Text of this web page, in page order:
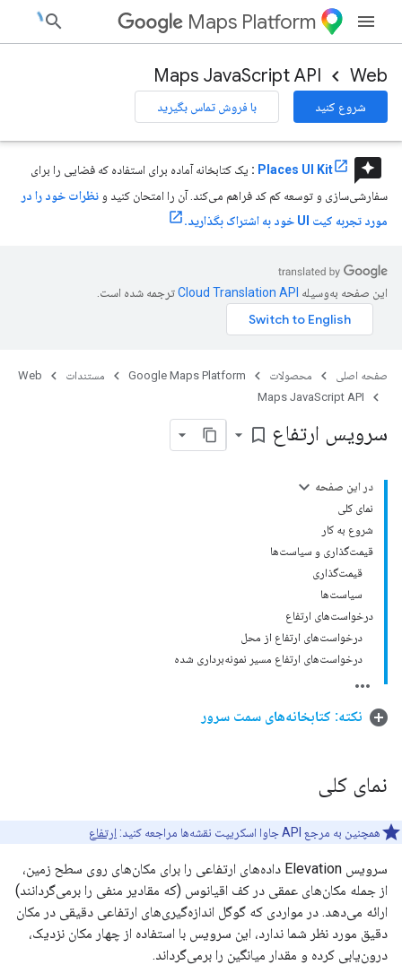
Maps Platform
Web
Maps JavaScript API
شروع کنید با فروش تماس بگیرید
reviews
Places UI Kit
: یک کتابخانه آماده برای استفاده که فضایی را برای
سفارشی‌سازی و توسعه کم کد فراهم می‌کند. آن را امتحان کنید و نظرات خود را در
مورد تجربه کیت UI خود به اشتراک بگذارید.
این صفحه به‌وسیله ترجمه شده است.
صفحه اصلی محصولات Google Maps Platform مستندات
Web
Maps JavaScript API
سرویس ارتفاع bookmark_border
در این صفحه
نمای کلی
شروع به کار
قیمت‌گذاری و سیاست‌ها
قیمت‌گذاری
سیاست‌ها
درخواست‌های ارتفاع
درخواست‌های ارتفاع از محل
درخواست‌های ارتفاع مسیر نمونه‌برداری شده
نکته: کتابخانه‌های سمت سرور
نمای کلی
همچنین به مرجع API جاوا اسکریپت نقشه‌ها مراجعه کنید: ارتفاع
سرویس Elevation داده‌های ارتفاعی را برای مکان‌های روی سطح زمین،
از جمله مکان‌های عمقی در کف اقیانوس (که مقادیر منفی را برمی‌گردانند)
ارائه می‌دهد. در مواردی که گوگل اندازه‌گیری‌های ارتفاعی دقیقی در مکان
دقیق مورد نظر شما ندارد، این سرویس با استفاده از چهار مکان نزدیک،
درون‌یابی کرده و مقدار میانگین را برمی‌گرداند.